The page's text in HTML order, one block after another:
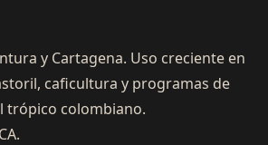
y Cartagena. Uso creciente en
caficultura y programas de
trópico colombiano.